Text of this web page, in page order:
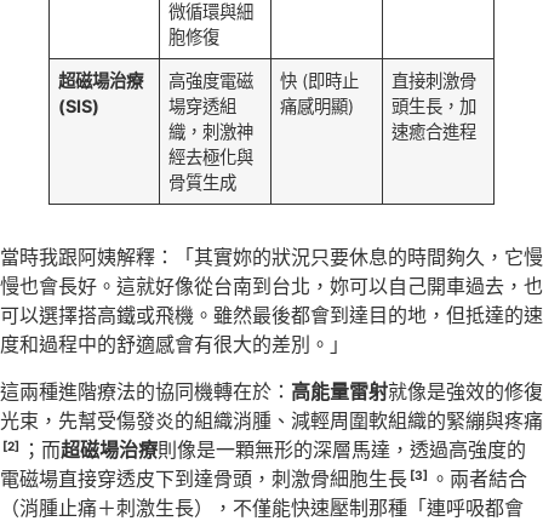
微循環與細
胞修復
超磁場治療
(SIS)
高強度電磁
場穿透組
織，刺激神
經去極化與
骨質生成
快 (即時止
痛感明顯)
直接刺激骨
頭生長，加
速癒合進程
當時我跟阿姨解釋：「其實妳的狀況只要休息的時間夠久，它慢
慢也會長好。這就好像從台南到台北，妳可以自己開車過去，也
可以選擇搭高鐵或飛機。雖然最後都會到達目的地，但抵達的速
度和過程中的舒適感會有很大的差別。」
這兩種進階療法的協同機轉在於： 高能量雷射就像是強效的修復
光束，先幫受傷發炎的組織消腫、減輕周圍軟組織的緊繃與疼痛
[2] ；而超磁場治療則像是一顆無形的深層馬達，透過高強度的
電磁場直接穿透皮下到達骨頭，刺激骨細胞生長 [3]
。兩者結合
（消腫止痛＋刺激生長），不僅能快速壓制那種「連呼吸都會